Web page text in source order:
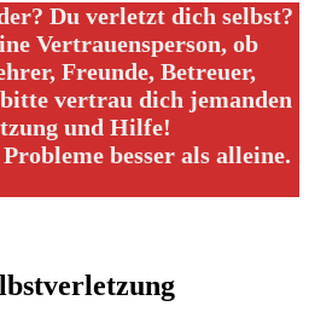
Du verletzt dich selbst?
Vertrauensperson, ob
Freunde, Betreuer,
vertrau dich jemanden
und Hilfe!
besser als alleine.